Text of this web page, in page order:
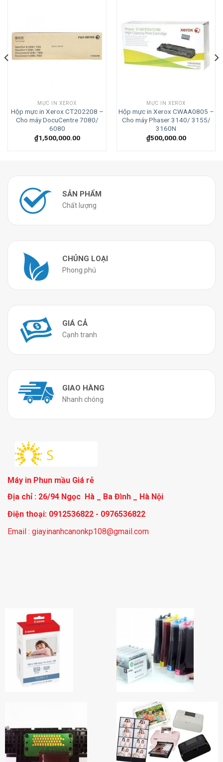
MỰC IN XEROX
Hộp mực in Xerox CT202208 –
Cho máy DocuCentre 7080/
6080
₫1,500,000.00
MỰC IN XEROX
Hộp mực in Xerox CWAA0805 –
Cho máy Phaser 3140/ 3155/
3160N
₫500,000.00
SẢN PHẨM
Chất lượng
CHỦNG LOẠI
Phong phú
GIÁ CẢ
Cạnh tranh
GIAO HÀNG
Nhanh chóng
Máy in Phun mầu Giá rẻ
Địa chỉ : 26/94 Ngọc Hà _ Ba Đình _ Hà Nội
Điện thoại: 0912536822 - 0976536822
Email : giayinanhcanonkp108@gmail.com